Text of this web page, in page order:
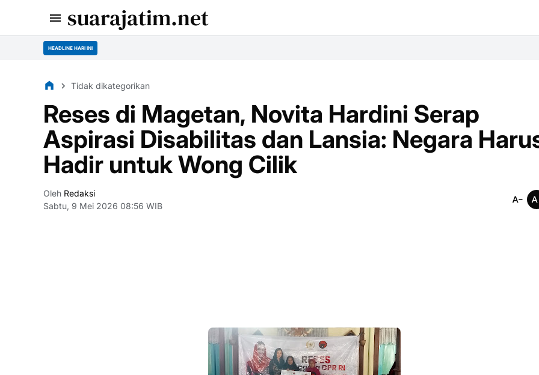
suarajatim.net
HEADLINE HARI INI
Tidak dikategorikan
Reses di Magetan, Novita Hardini Serap
Aspirasi Disabilitas dan Lansia: Negara
Hadir untuk Wong Cilik
Oleh Redaksi
Sabtu, 9 Mei 2026 08:56 WIB